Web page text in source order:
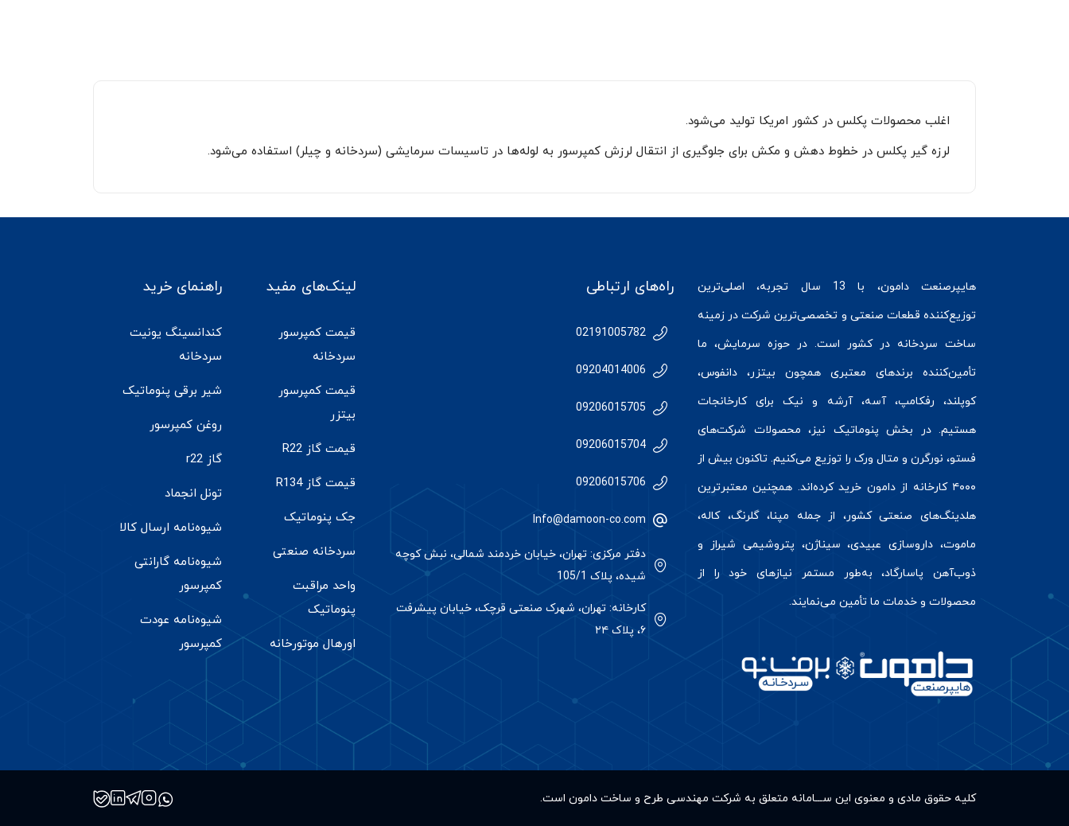
اغلب محصولات پکلس در کشور امریکا تولید می‌شود.
لرزه گیر پکلس در خطوط دهش و مکش برای جلوگیری از انتقال لرزش کمپرسور به لوله‌ها در تاسیسات سرمایشی (سردخانه و چیلر) استفاده می‌شود.
هایپرصنعت
دامون، با 13 سال تجربه، اصلی‌ترین
توزیع‌کننده قطعات صنعتی و تخصصی‌ترین شرکت در زمینه
ساخت سردخانه در کشور است. در حوزه سرمایش، ما
تأمین‌کننده برندهای معتبری همچون بیتزر، دانفوس،
کوپلند، رفکامپ، آسه، آرشه و نیک برای کارخانجات
هستیم. در بخش پنوماتیک نیز، محصولات شرکت‌های
فستو، نورگرن و متال ورک را توزیع می‌کنیم. تاکنون بیش از
۴۰۰۰ کارخانه از دامون خرید کرده‌اند. همچنین معتبرترین
هلدینگ‌های صنعتی کشور، از جمله مپنا، گلرنگ، کاله،
ماموت، داروسازی عبیدی، سیناژن، پتروشیمی شیراز و
ذوب‌آهن پاسارگاد، به‌طور مستمر نیازهای خود را از
محصولات و خدمات ما تأمین می‌نمایند.
راه‌های ارتباطی
02191005782
09204014006
09206015705
09206015704
09206015706
Info@damoon-co.com
دفتر مرکزی: تهران، خیابان خردمند شمالی، نبش کوچه
شیده، پلاک 105/1
کارخانه: تهران، شهرک صنعتی قرچک، خیابان پیشرفت
۶، پلاک ۲۴
لینک‌های مفید
قیمت کمپرسور
سردخانه
قیمت کمپرسور
بیتزر
قیمت گاز R22
قیمت گاز R134
جک پنوماتیک
سردخانه صنعتی
واحد مراقبت
پنوماتیک
اورهال موتورخانه
راهنمای خرید
کندانسینگ یونیت
سردخانه
شیر برقی پنوماتیک
روغن کمپرسور
گاز r22
تونل انجماد
شیوه‌نامه ارسال کالا
شیوه‌نامه گارانتی
کمپرسور
شیوه‌نامه عودت
کمپرسور
کلیه حقوق مادى و معنوى این ســـامانه متعلق به شرکت مهندسی طرح و ساخت دامون است.